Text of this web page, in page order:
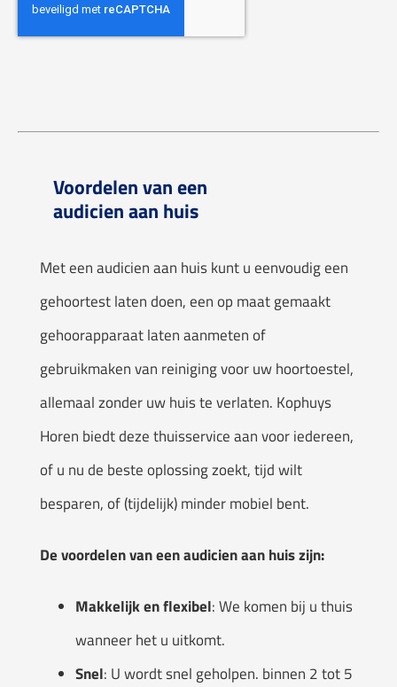
Voordelen van een
audicien aan huis
Met een audicien aan huis kunt u eenvoudig een
gehoortest laten doen, een op maat gemaakt
gehoorapparaat laten aanmeten of
gebruikmaken van reiniging voor uw hoortoestel,
allemaal zonder uw huis te verlaten. Kophuys
Horen biedt deze thuisservice aan voor iedereen,
of u nu de beste oplossing zoekt, tijd wilt
besparen, of (tijdelijk) minder mobiel bent.
De voordelen van een audicien aan huis zijn:
Makkelijk en flexibel: We komen bij u thuis
wanneer het u uitkomt.
Snel: U wordt snel geholpen. binnen 2 tot 5